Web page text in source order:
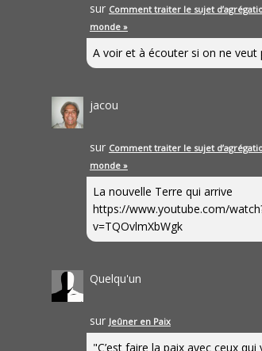
sur Comment traiter le sujet
monde »
A voir et à écouter si on ne veut
jacou
sur Comment traiter le sujet
monde »
La nouvelle Terre qui arrive
https://www.youtube.com/
v=TQOvlmXbWgk
Quelqu'un
sur Jeûner en Paix
"C’est faire la paix avec ceux